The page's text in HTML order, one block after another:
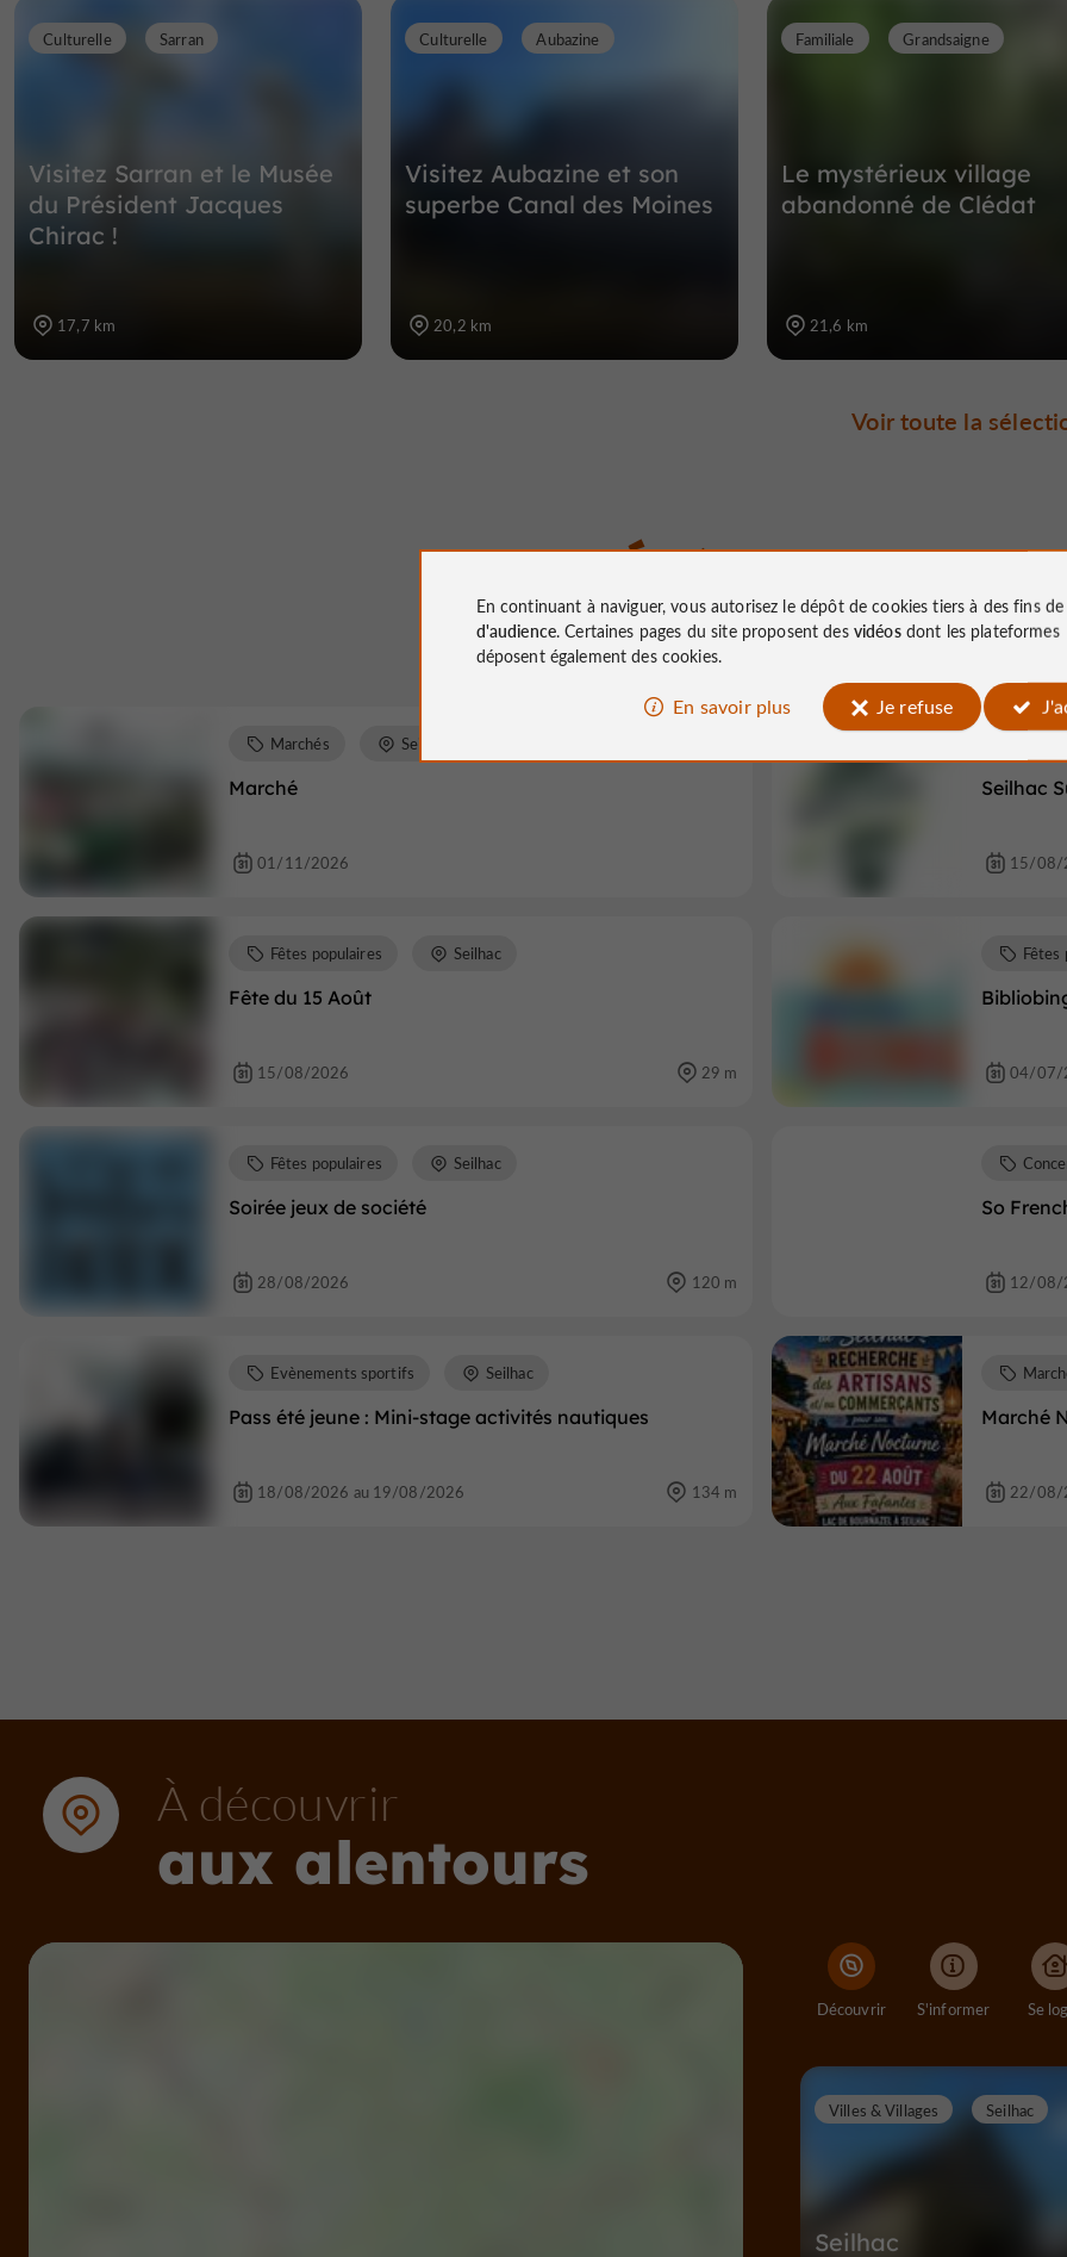
Visitez Sarran et le Musée
du Président Jacques
Chirac !
Culturelle Sarran
17,7 km
Visitez Aubazine et son
superbe Canal des Moines
Culturelle Aubazine
20,2 km
Le mystérieux village
abandonné de Clédat
Familiale Grandsaigne
21,6 km
Voir toute la
Évènements
à proximité
Marché
Marchés Seilhac
01/11/2026
Seilhac
15/08/
Fête du 15 Août
Fêtes populaires Seilhac
15/08/2026 29 m
Fêtes
04/07/
Soirée jeux de société
Fêtes populaires Seilhac
28/08/2026 120 m
So
12/08/
Pass été jeune : Mini-stage activités nautiques
Evènements sportifs Seilhac
18/08/2026 au 19/08/2026 134 m
Marché
22/08/
À découvrir
aux alentours
Découvrir S'informer Se
Seilhac
Villes & Villages Seilhac
En continuant à naviguer, vous autorisez le dépôt de cookies tiers à des fins
d'audience. Certaines pages du site proposent des vidéosdont les plateformes
déposent également des cookies.
En savoir plus Je refuse